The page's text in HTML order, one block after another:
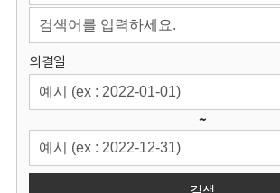
회
의결일
~